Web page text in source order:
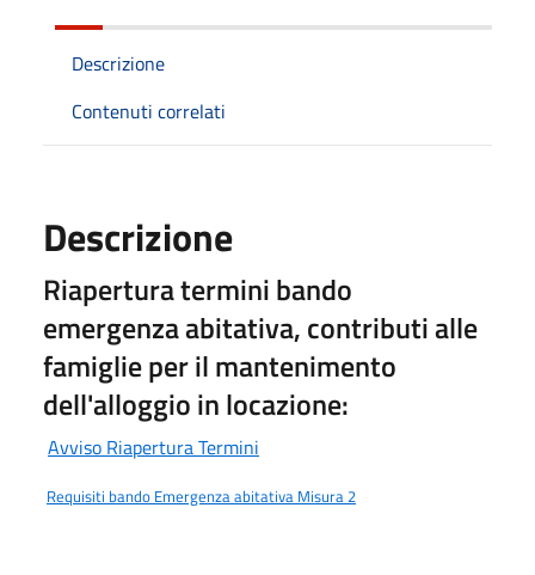
Descrizione
Contenuti correlati
Descrizione
Riapertura termini bando
emergenza abitativa, contributi alle
famiglie per il mantenimento
dell'alloggio in locazione:
Avviso Riapertura Termini
Requisiti bando Emergenza abitativa Misura 2